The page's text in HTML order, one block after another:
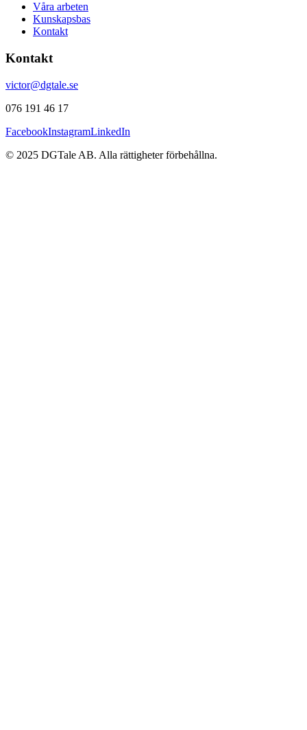
Våra arbeten
Kunskapsbas
Kontakt
Kontakt
victor@dgtale.se
076 191 46 17
FacebookInstagramLinkedIn
© 2025 DGTale AB. Alla rättigheter förbehållna.